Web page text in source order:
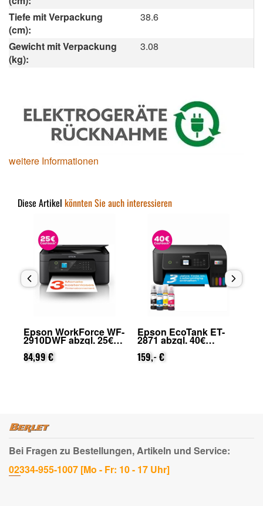
Tiefe mit Verpackung
(cm):
38.6
Gewicht mit Verpackung
(kg):
3.08
weitere Informationen
Diese Artikel könnten Sie auch interessieren
Epson WorkForce WF-
2910DWF abzgl. 25€
Cashback (von Epson
nach Registrierung)
84,99 €
Epson EcoTank ET-
2871 abzgl. 40€
Cashback (von Epson
nach Registrierung)
159,- €
Bei Fragen zu Bestellungen, Artikeln und Service:
02334-955-1007 [Mo - Fr: 10 - 17 Uhr]